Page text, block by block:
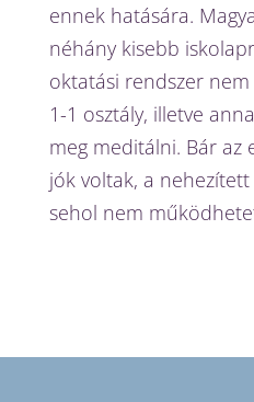
ennek hatására.
néhány kisebb
oktatási rendszer
1-1 osztály, illetve
meg meditálni. Bár az
jók voltak, a
sehol nem